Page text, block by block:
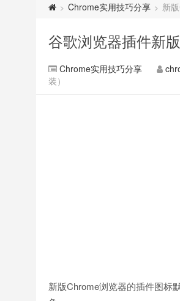
> Chrome实用技巧分享 > 新
谷歌浏览器插件新
Chrome实用技巧分享
装）
新版Chrome浏览器的插件图标